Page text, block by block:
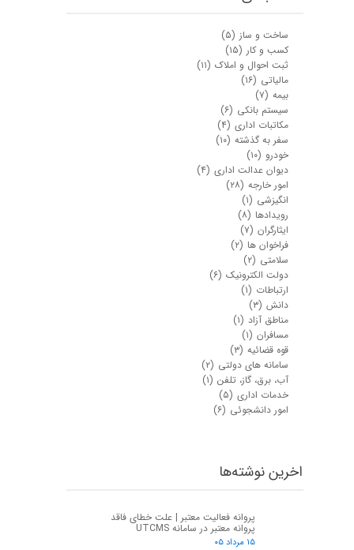
ساخت و ساز (۵)
کسب و کار (۱۵)
ثبت احوال و املاک (۱۱)
مالیاتی (۱۶)
بیمه (۷)
سیستم بانکی (۶)
مکاتبات اداری (۴)
سفر به گذشته (۱۰)
خودرو (۱۰)
دیوان عدالت اداری (۴)
امور خارجه (۲۸)
انگیزشی (۱)
رویدادها (۸)
ایثارگران (۷)
فراخوان ها (۲)
سلامتی (۲)
دولت الکترونیک (۶)
ارتباطات (۱)
دانش (۳)
مناطق آزاد (۱)
مسافران (۱)
قوه قضائیه (۳)
سامانه های دولتی (۲)
آب، برق، گاز، تلفن (۱)
خدمات اداری (۵)
امور دانشجوئی (۶)
اخرین نوشته‌ها
پروانه فعالیت معتبر | علت خطای فاقد
پروانه معتبر در سامانه UTCMS
۱۵ مرداد ۰۵